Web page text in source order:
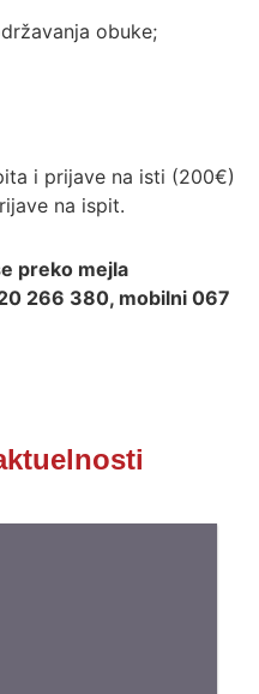
obuke;
i prijave na isti (200€)
na ispit.
preko mejla
266 380, mobilni 067